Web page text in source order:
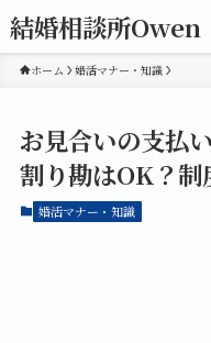
結婚相談所Owen
ホーム 婚活マナー・知識
お見合いの支払
割り勘はOK？
婚活マナー・知識